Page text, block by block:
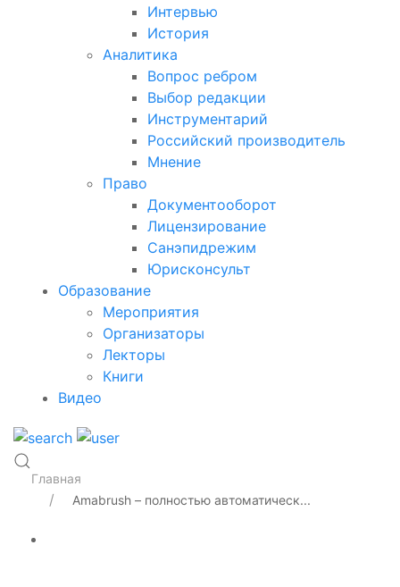
Интервью
История
Аналитика
Вопрос ребром
Выбор редакции
Инструментарий
Российский производитель
Мнение
Право
Документооборот
Лицензирование
Санэпидрежим
Юрисконсульт
Образование
Мероприятия
Организаторы
Лекторы
Книги
Видео
Главная
Amabrush – полностью автоматическ...